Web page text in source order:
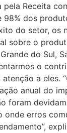
Receita
dos
do setor, os
sobre o
do Sul,
o
a eles.
anual do
foram
erros